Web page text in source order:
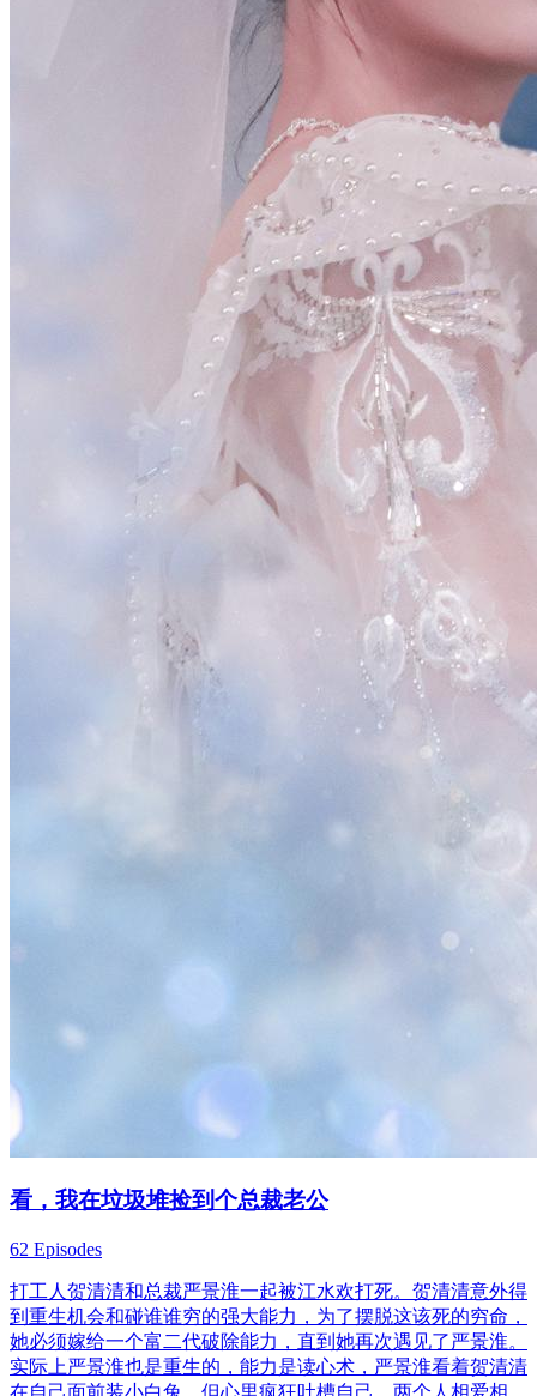
看，我在垃圾堆捡到个总裁老公
62 Episodes
打工人贺清清和总裁严景淮一起被江水欢打死。贺清清意外得
到重生机会和碰谁谁穷的强大能力，为了摆脱这该死的穷命，
她必须嫁给一个富二代破除能力，直到她再次遇见了严景淮。
实际上严景淮也是重生的，能力是读心术，严景淮看着贺清清
在自己面前装小白兔，但心里疯狂吐槽自己。两个人相爱相